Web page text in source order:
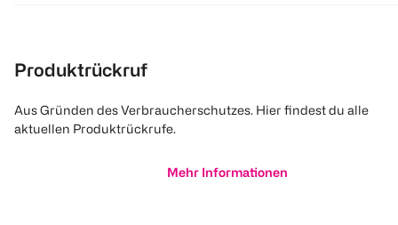
Produktrückruf
Aus Gründen des Verbraucherschutzes. Hier findest du alle
aktuellen Produktrückrufe.
Mehr Informationen